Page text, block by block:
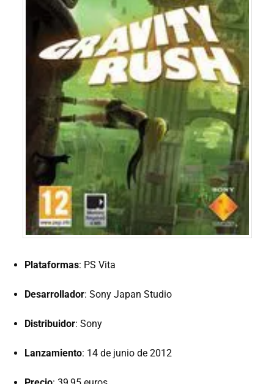
Plataformas: PS Vita
Desarrollador: Sony Japan Studio
Distribuidor: Sony
Lanzamiento: 14 de junio de 2012